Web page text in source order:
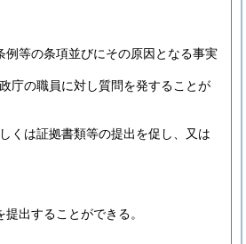
等の条項並びにその原因となる事実
庁の職員に対し質問を発することが
くは証拠書類等の提出を促し、又は
出することができる。